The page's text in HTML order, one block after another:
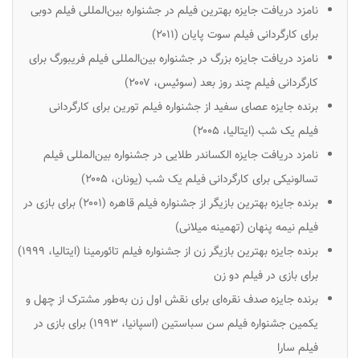
نامزد دریافت جایزه بهترین فیلم در جشنواره بین‌المللی فیلم دوبی
برای کارگردانی فیلم سوت پایان (۲۰۱۱)
نامزد دریافت جایزه بزرگ در جشنواره بین‌المللی فیلم فریبورگ برای
کارگردانی فیلمچند روز بعد (سوئیس، ۲۰۰۷)
برنده جایزه عصای سفید از جشنواره فیلم تورین برای کارگردانی
فیلم یک شب (ایتالیا، ۲۰۰۵)
نامزد دریافت جایزه الکساندر طلایی در جشنواره بین‌المللی فیلم
تسالونیکی برای کارگردانی فیلم یک شب (یونان، ۲۰۰۵)
برنده جایزه بهترین بازیگر از جشنواره فیلم قاهره (۲۰۰۱) برای بازی در
فیلمنیمه پنهان (تهمینه میلانی)
برنده جایزه بهترین بازیگر زن از جشنواره فیلم تائورمینا (ایتالیا، ۱۹۹۹)
برای بازی در فیلم دو زن
برنده جایزه صدف نقره‌ای برای نقش اول زن به‌طور مشترک از چهل و
یکمین جشنواره فیلم سن سباستین (اسپانیا، ۱۹۹۳) برای بازی در
فیلم سارا